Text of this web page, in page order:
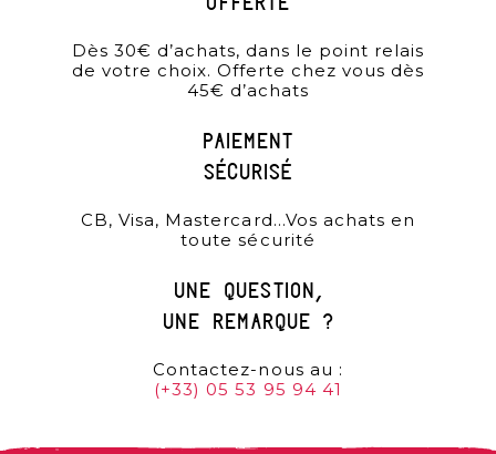
offerte
Dès 30€ d’achats, dans le point relais
de votre choix. Offerte chez vous dès
45€ d’achats
paiement
sécurisé
CB, Visa, Mastercard…Vos achats en
toute sécurité
une question,
une remarque ?
Contactez-nous au :
(+33) 05 53 95 94 41